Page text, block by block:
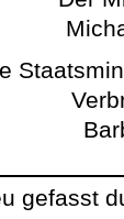
gefasst